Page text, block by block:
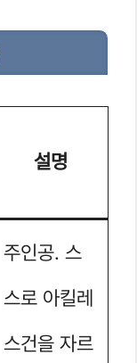
설명
주인공. 스
스로 아킬레
스건을 자르